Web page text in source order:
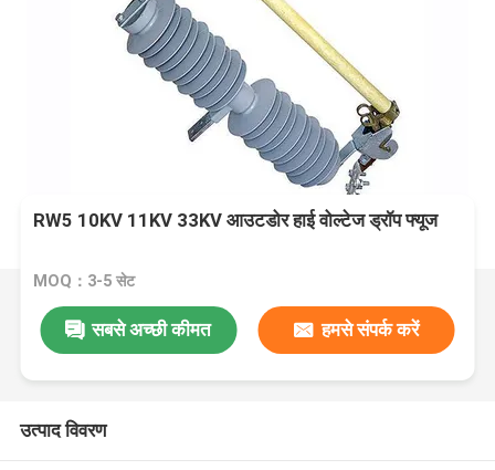
RW5 10KV 11KV 33KV आउटडोर हाई वोल्टेज ड्रॉप फ्यूज
MOQ：3-5 सेट
सबसे अच्छी कीमत हमसे संपर्क करें
उत्पाद विवरण